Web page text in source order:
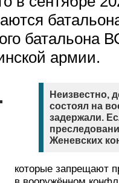
батальона
армии.
Неизвестно,
состоял на
задержали.
Женевских
которые запрещают